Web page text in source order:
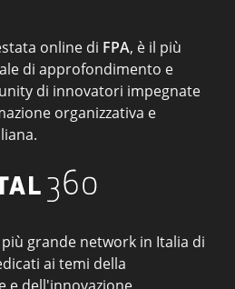
online di FPA, è il più
di approfondimento e
di innovatori impegnate
organizzativa e
più grande network in Italia di
ai temi della